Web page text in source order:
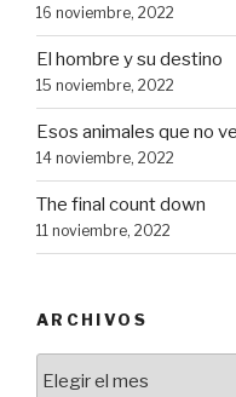
16 noviembre, 2022
El hombre y su destino
15 noviembre, 2022
Esos animales que no
14 noviembre, 2022
The final count down
11 noviembre, 2022
ARCHIVOS